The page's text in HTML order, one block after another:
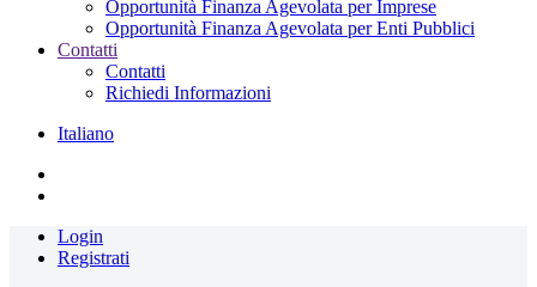
Opportunità Finanza Agevolata per Imprese
Opportunità Finanza Agevolata per Enti Pubblici
Contatti
Contatti
Richiedi Informazioni
Italiano
Login
Registrati